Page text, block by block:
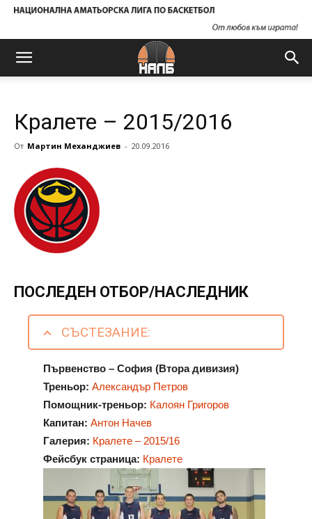
Кралете – 2015/2016
От Мартин Механджиев - 20.09.2016
ПОСЛЕДЕН ОТБОР/НАСЛЕДНИК
СЪСТЕЗАНИЕ:
Първенство – София (Втора дивизия)
Треньор: Александър Петров
Помощник-треньор: Калоян Григоров
Капитан: Антон Начев
Галерия: Кралете – 2015/16
Фейсбук страница: Кралете